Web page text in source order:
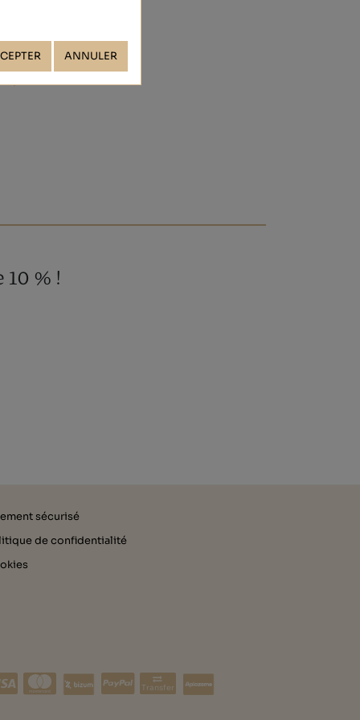
% !
sécurisé
de confidentialité
Transfer
ANNULER